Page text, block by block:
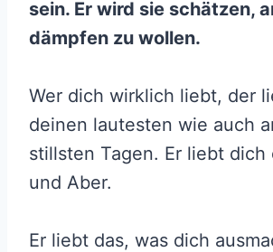
sein. Er wird sie schätzen,
dämpfen zu wollen.
Wer dich wirklich liebt, der
deinen lautesten wie auch
stillsten Tagen. Er liebt dich
und Aber.
Er liebt das, was dich